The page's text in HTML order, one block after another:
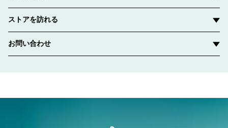
ストアを訪れる
お問い合わせ